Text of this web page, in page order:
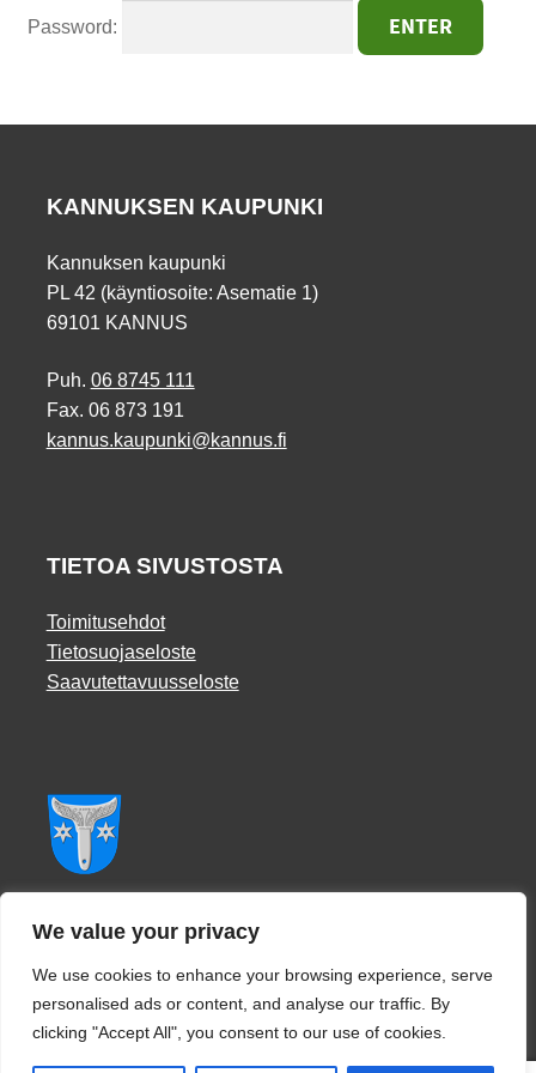
We value your privacy
We use cookies to enhance your browsing experience, serve
personalised ads or content, and analyse our traffic. By
clicking "Accept All", you consent to our use of cookies.
Password:
KANNUKSEN KAUPUNKI
Kannuksen kaupunki
PL 42 (käyntiosoite: Asematie 1)
69101 KANNUS
Puh. 06 8745 111
Fax. 06 873 191
kannus.kaupunki@kannus.fi
TIETOA SIVUSTOSTA
Toimitusehdot
Tietosuojaseloste
Saavutettavuusseloste